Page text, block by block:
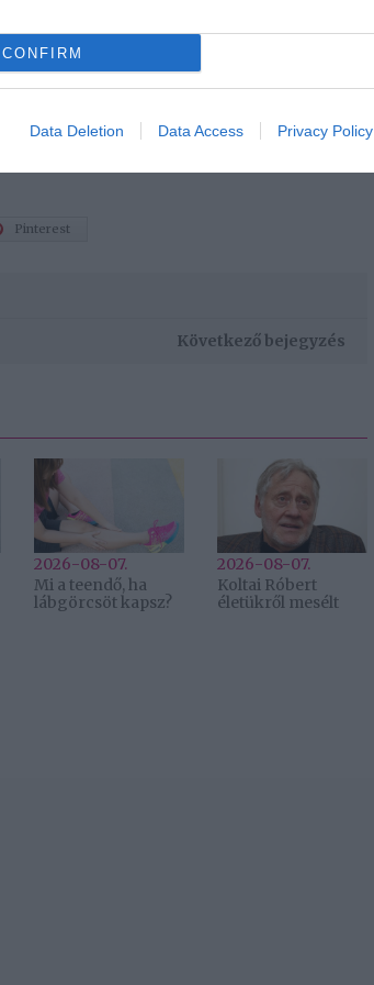
CONFIRM
Data Deletion Data Access Privacy Policy
Pinterest
Következő bejegyzés
2026-08-07.
Mi a teendő, ha
lábgörcsöt kapsz?
2026-08-07.
Koltai Róbert
életükről mesélt